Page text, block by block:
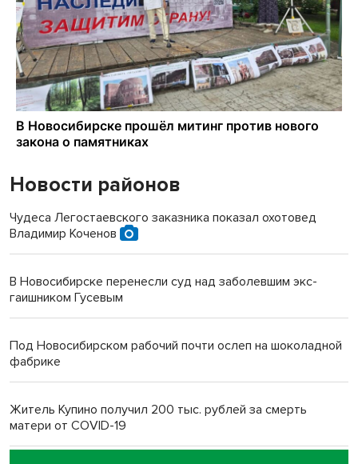
Новости районов
Чудеса Легостаевского заказника показал охотовед
Владимир Коченов
В Новосибирске перенесли суд над заболевшим экс-
гаишником Гусевым
Под Новосибирском рабочий почти ослеп на шоколадной
фабрике
Житель Купино получил 200 тыс. рублей за смерть
матери от COVID-19